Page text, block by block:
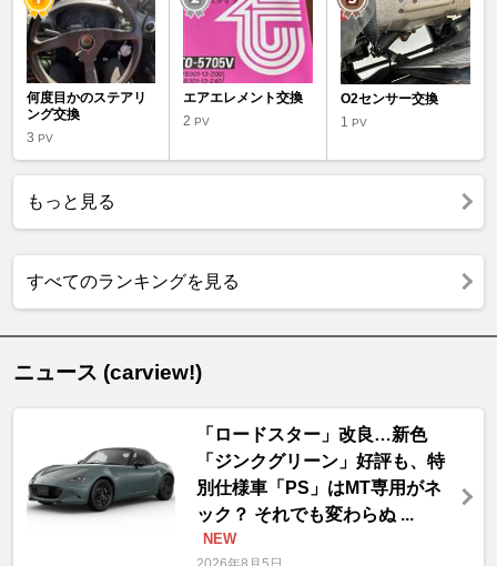
何度目かのステアリ
ング交換
3 PV
エアエレメント交換
2PV
O2センサー交換
1 PV
もっと見る
すべてのランキングを見る
ニュース (carview!)
「ロードスター」改良…新色
「ジンクグリーン」好評も、特
別仕様車「PS」はMT専用がネ
ック？ それでも変わらぬ ...
NEW